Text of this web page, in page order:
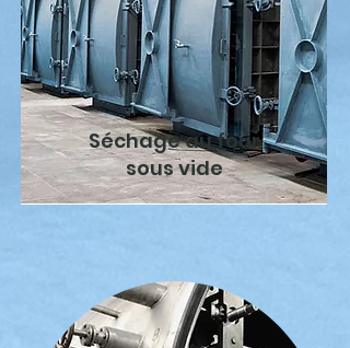
Séchage au four
sous vide